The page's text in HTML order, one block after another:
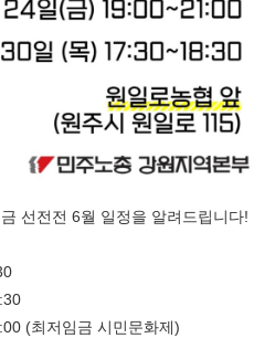
선전전 6월 일정을 알려드립니다!
(최저임금 시민문화제)